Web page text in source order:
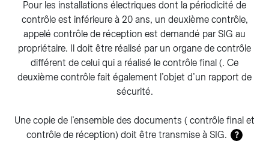
Pour les installations électriques dont la périodicité de
contrôle est inférieure à 20 ans, un deuxième contrôle,
appelé contrôle de réception est demandé par SIG au
propriétaire. Il doit être réalisé par un organe de contrôle
différent de celui qui a réalisé le contrôle final (. Ce
deuxième contrôle fait également l’objet d’un rapport de
sécurité.
Une copie de l’ensemble des documents ( contrôle final et
contrôle de réception) doit être transmise à SIG.
?